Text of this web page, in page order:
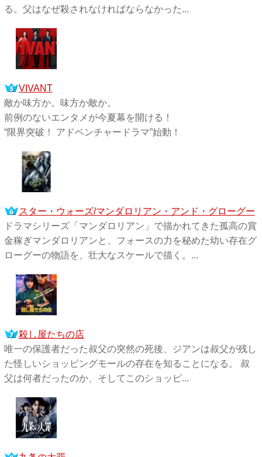
る。父はなぜ殺されなければならなかった...
VIVANT
敵か味方か。味方か敵か。
前例のないエンタメが今夏幕を開ける！
“限界突破！ アドベンチャードラマ”始動！
スター・ウォーズ/マンダロリアン・アンド・グローグー
ドラマシリーズ「マンダロリアン」で描かれてきた孤高の賞
金稼ぎマンダロリアンと、フォースの力を秘めた幼い存在グ
ローグーの物語を、壮大なスケールで描く。...
殺し屋たちの店
唯一の保護者だった叔父の突然の死後、ジアンは叔父が残し
た怪しいショッピングモールの存在を知ることになる。 叔
父は何者だったのか、そしてこのショッピ...